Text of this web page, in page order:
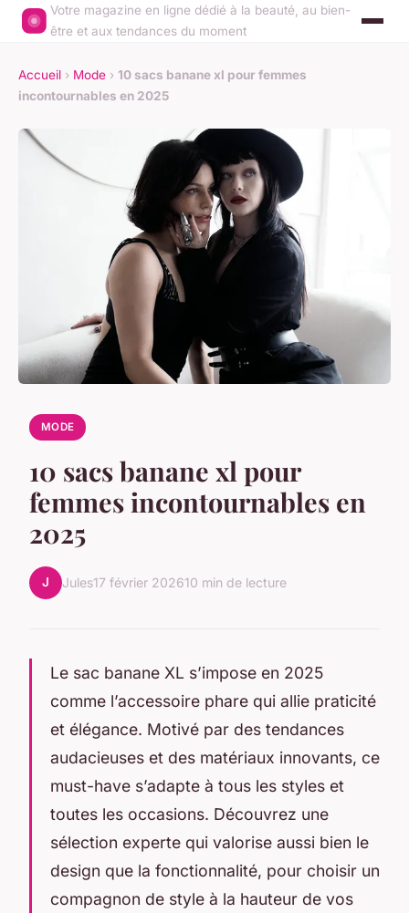
Votre magazine en ligne dédié à la beauté, au bien-
être et aux tendances du moment
Accueil › Mode › 10 sacs banane xl pour femmes
incontournables en 2025
MODE
10 sacs banane xl pour
femmes incontournables en
2025
J Jules17 février 202610 min de lecture
Le sac banane XL s’impose en 2025
comme l’accessoire phare qui allie praticité
et élégance. Motivé par des tendances
audacieuses et des matériaux innovants, ce
must-have s’adapte à tous les styles et
toutes les occasions. Découvrez une
sélection experte qui valorise aussi bien le
design que la fonctionnalité, pour choisir un
compagnon de style à la hauteur de vos